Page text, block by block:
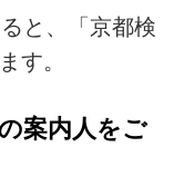
と、「京都検
す。
案内人をご